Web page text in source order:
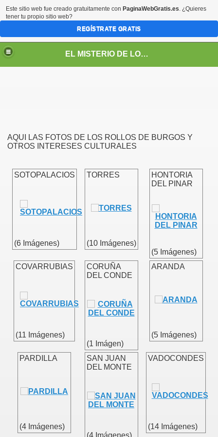
EL MISTERIO DE LOS ROLLOS
AQUI LAS FOTOS DE LOS ROLLOS DE BURGOS Y
OTROS INTERESES CULTURALES
SOTOPALACIOS
(6 Imágenes)
TORRES
(10 Imágenes)
HONTORIA
DEL PINAR
(5 Imágenes)
COVARRUBIAS
(11 Imágenes)
CORUÑA
DEL CONDE
(1 Imágen)
ARANDA
(5 Imágenes)
PARDILLA
(4 Imágenes)
SAN JUAN
DEL MONTE
(4 Imágenes)
VADOCONDES
(14 Imágenes)
Este sitio web fue creado gratuitamente con PaginaWebGratis.es. ¿Quieres
tener tu propio sitio web?
REGÍSTRATE GRATIS